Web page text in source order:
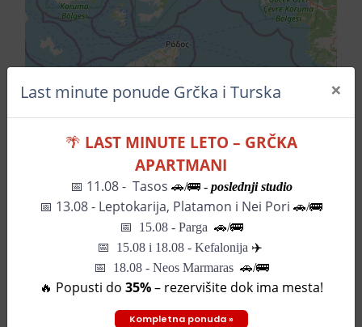
Leaflet| ©OpenStreetMapcontributors
Pozovite za informacije
SLIČNI HOTELI
Hotel Babylon
Last minute ponude Grčka i Turska ×
🌴 LAST MINUTE LETO – GRČKA
APARTMANI
📅 11.08 - Tasos 🚗/🚌 - poslednji studio
📅 13.08 - Leptokarija, Platamon i Nei Pori 🚗/🚌
📅 15.08 - Parga 🚗/🚌
📅 15.08 i 18.08 - Kefalonija ✈️
📅 18.08 - Neos Marmaras 🚗/🚌
🔥 Popusti do 35%– rezervišite dok ima mesta!
Kompletna ponuda »